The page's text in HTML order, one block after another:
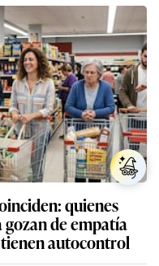
quienes
de empatía
autocontrol